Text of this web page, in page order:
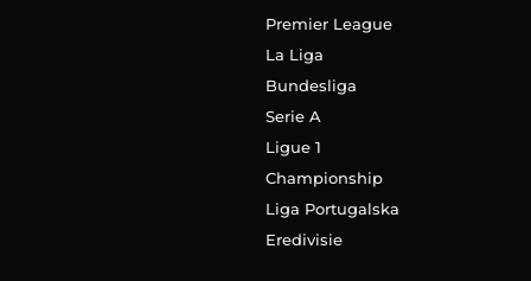
Premier League
La Liga
Bundesliga
Serie A
Ligue 1
Championship
Liga Portugalska
Eredivisie